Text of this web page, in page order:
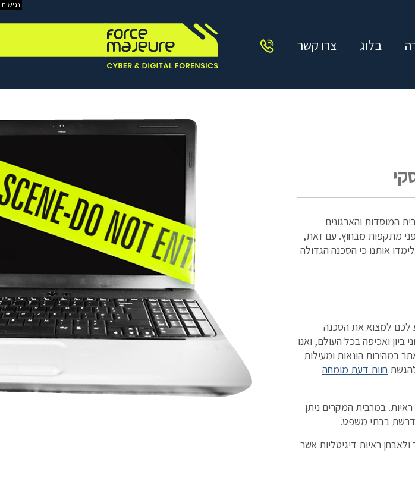
בלוג צרו קשר
המוסדות והארגונים
מתקפות מבחוץ. עם זאת,
אותנו כי הסכנה הגדולה
לכם למצוא את הסכנה
ואכיפה בכל העולם, ואנו
במהירות הונאות ומעילות
חוות דעת מומחה
במרבית המקרים ניתן
בבתי משפט.
ראיות דיגיטליות אשר
נגישות